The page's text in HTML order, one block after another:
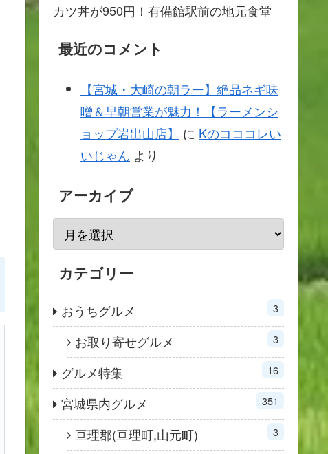
カツ丼が950円！有備館駅前の地元食堂
最近のコメント
【宮城・大崎の朝ラー】絶品ネギ味
噌＆早朝営業が魅力！【ラーメンシ
ョップ岩出山店】
に Kのコココレい
いじゃん より
アーカイブ
カテゴリー
おうちグルメ 3
お取り寄せグルメ 3
グルメ特集 16
宮城県内グルメ 351
亘理郡(亘理町,山元町) 3